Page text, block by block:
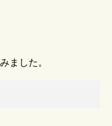
ました。